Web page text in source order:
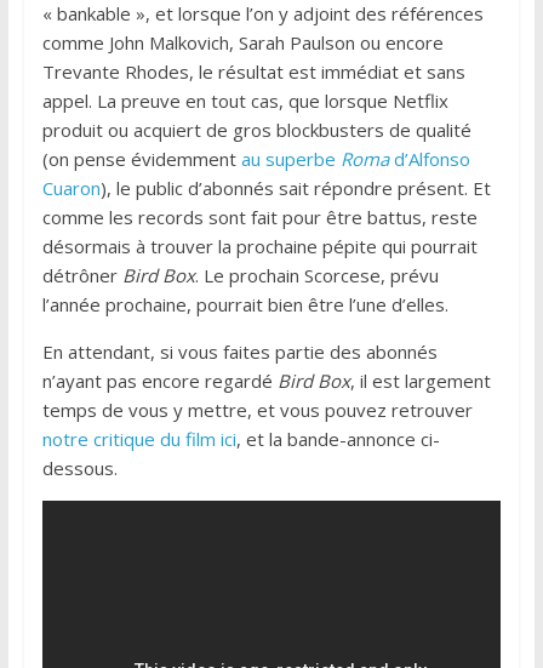
« bankable », et lorsque l’on y adjoint des références
comme John Malkovich, Sarah Paulson ou encore
Trevante Rhodes, le résultat est immédiat et sans
appel. La preuve en tout cas, que lorsque Netflix
produit ou acquiert de gros blockbusters de qualité
(on pense évidemment au superbe Romad’Alfonso
Cuaron), le public d’abonnés sait répondre présent. Et
comme les records sont fait pour être battus, reste
désormais à trouver la prochaine pépite qui pourrait
détrôner Bird Box. Le prochain Scorcese, prévu
l’année prochaine, pourrait bien être l’une d’elles.
En attendant, si vous faites partie des abonnés
n’ayant pas encore regardé Bird Box, il est largement
temps de vous y mettre, et vous pouvez retrouver
notre critique du film ici, et la bande-annonce ci-
dessous.